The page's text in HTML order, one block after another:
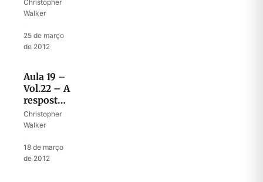
pela casa
Christopher
Walker
25 de março
de 2012
Aula 19 –
Vol.22 – A
resposta
do povo
Christopher
Walker
18 de março
de 2012